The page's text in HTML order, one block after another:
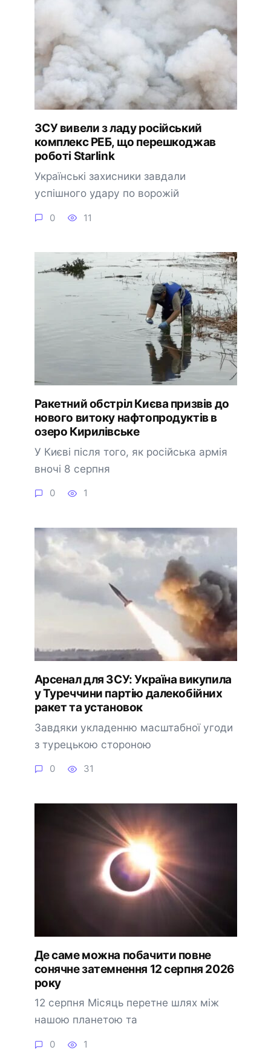
ЗСУ вивели з ладу російський
комплекс РЕБ, що перешкоджав
роботі Starlink
Українські захисники завдали
успішного удару по ворожій
0 11
Ракетний обстріл Києва призвів до
нового витоку нафтопродуктів в
озеро Кирилівське
У Києві після того, як російська армія
вночі 8 серпня
0 1
Арсенал для ЗСУ: Україна викупила
у Туреччини партію далекобійних
ракет та установок
Завдяки укладенню масштабної угоди
з турецькою стороною
0 31
Де саме можна побачити повне
сонячне затемнення 12 серпня 2026
року
12 серпня Місяць перетне шлях між
нашою планетою та
0 1